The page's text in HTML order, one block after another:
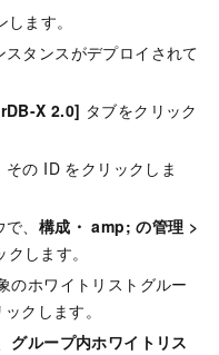
ます。
タンスがデプロイされて
X 2.0] タブをクリック
の ID をクリックしま
、 構成・ amp; の管理 >
します。
のホワイトリストグルー
クします。
グループ内ホワイトリス